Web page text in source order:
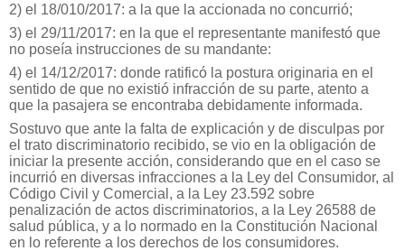
2) el 18/010/2017: a la que la accionada no concurrió;
3) el 29/11/2017: en la que el representante manifestó que
no poseía instrucciones de su mandante:
4) el 14/12/2017: donde ratificó la postura originaria en el
sentido de que no existió infracción de su parte, atento a
que la pasajera se encontraba debidamente informada.
Sostuvo que ante la falta de explicación y de disculpas por
el trato discriminatorio recibido, se vio en la obligación de
iniciar la presente acción, considerando que en el caso se
incurrió en diversas infracciones a la Ley del Consumidor, al
Código Civil y Comercial, a la Ley 23.592 sobre
penalización de actos discriminatorios, a la Ley 26588 de
salud pública, y a lo normado en la Constitución Nacional
en lo referente a los derechos de los consumidores.